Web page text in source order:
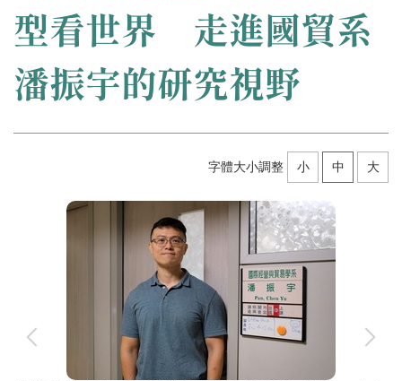
型看世界 走進國貿系
潘振宇的研究視野
字體大小調整 小 中 大